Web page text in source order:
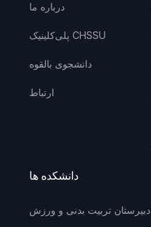
درباره ما
پلی‌کلینیک CHSSU
دانشجوی بالقوه
ارتباط
دانشکده ها
دبیرستان تربیت بدنی و ورزش